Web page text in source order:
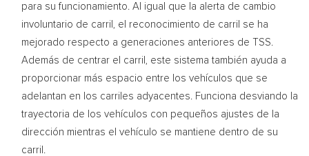
para su funcionamiento. Al igual que la alerta de cambio
involuntario de carril, el reconocimiento de carril se ha
mejorado respecto a generaciones anteriores de TSS.
Además de centrar el carril, este sistema también ayuda a
proporcionar más espacio entre los vehículos que se
adelantan en los carriles adyacentes. Funciona desviando la
trayectoria de los vehículos con pequeños ajustes de la
dirección mientras el vehículo se mantiene dentro de su
carril.